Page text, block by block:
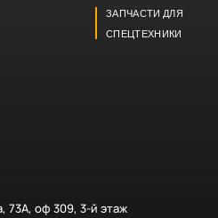
ЗАПЧАСТИ ДЛЯ
СПЕЦТЕХНИКИ
73А, оф 309, 3-й этаж